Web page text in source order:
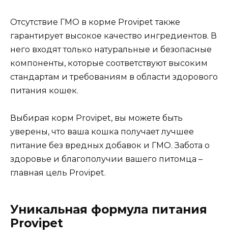
Отсутствие ГМО в корме Provipet также
гарантирует высокое качество ингредиентов. В
него входят только натуральные и безопасные
компоненты, которые соответствуют высоким
стандартам и требованиям в области здорового
питания кошек.
Выбирая корм Provipet, вы можете быть
уверены, что ваша кошка получает лучшее
питание без вредных добавок и ГМО. Забота о
здоровье и благополучии вашего питомца –
главная цель Provipet.
Уникальная формула питания
Provipet